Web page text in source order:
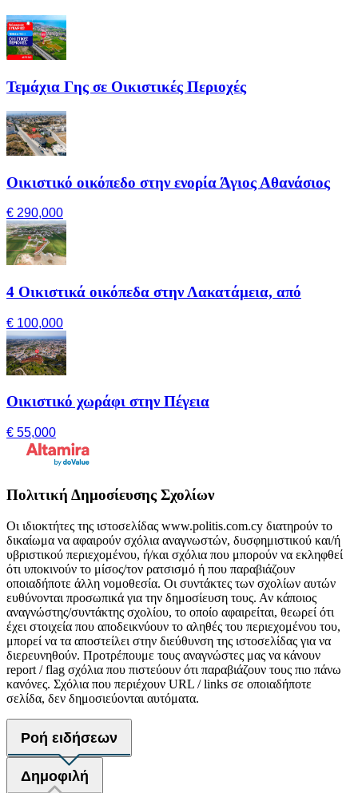
Τεμάχια Γης σε Οικιστικές Περιοχές
Οικιστικό οικόπεδο στην ενορία Άγιος Αθανάσιος
€ 290,000
4 Οικιστικά οικόπεδα στην Λακατάμεια, από
€ 100,000
Οικιστικό χωράφι στην Πέγεια
€ 55,000
Πολιτική Δημοσίευσης Σχολίων
Οι ιδιοκτήτες της ιστοσελίδας www.politis.com.cy διατηρούν το
δικαίωμα να αφαιρούν σχόλια αναγνωστών, δυσφημιστικού και/ή
υβριστικού περιεχομένου, ή/και σχόλια που μπορούν να εκληφθεί
ότι υποκινούν το μίσος/τον ρατσισμό ή που παραβιάζουν
οποιαδήποτε άλλη νομοθεσία. Οι συντάκτες των σχολίων αυτών
ευθύνονται προσωπικά για την δημοσίευση τους. Αν κάποιος
αναγνώστης/συντάκτης σχολίου, το οποίο αφαιρείται, θεωρεί ότι
έχει στοιχεία που αποδεικνύουν το αληθές του περιεχομένου του,
μπορεί να τα αποστείλει στην διεύθυνση της ιστοσελίδας για να
διερευνηθούν. Προτρέπουμε τους αναγνώστες μας να κάνουν
report / flag σχόλια που πιστεύουν ότι παραβιάζουν τους πιο πάνω
κανόνες. Σχόλια που περιέχουν URL / links σε οποιαδήποτε
σελίδα, δεν δημοσιεύονται αυτόματα.
Ροή ειδήσεων
Δημοφιλή